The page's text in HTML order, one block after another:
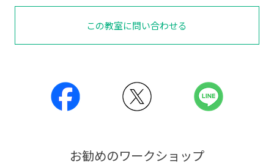
この教室に問い合わせる
お勧めのワークショップ